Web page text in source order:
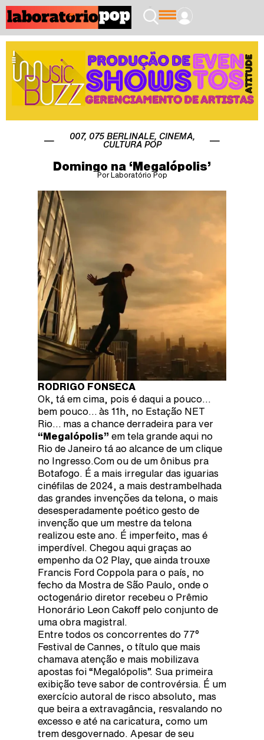
007, 075 BERLINALE, CINEMA
CULTURA POP
Domingo na ‘Megalópolis’
Por Laboratório Pop
RODRIGO FONSECA
Ok, tá em cima, pois é daqui a pouco…
bem pouco… às 11h, no Estação NET
Rio… mas a chance derradeira para ver
“Megalópolis” em tela grande aqui no
Rio de Janeiro tá ao alcance de um clique
no Ingresso.Com ou de um ônibus pra
Botafogo. É a mais irregular das iguarias
cinéfilas de 2024, a mais destrambelhada
das grandes invenções da telona, o mais
desesperadamente poético gesto de
invenção que um mestre da telona
realizou este ano. É imperfeito, mas é
imperdível. Chegou aqui graças ao
empenho da O2 Play, que ainda trouxe
Francis Ford Coppola para o país, no
fecho da Mostra de São Paulo, onde o
octogenário diretor recebeu o Prêmio
Honorário Leon Cakoff pelo conjunto de
uma obra magistral.
Entre todos os concorrentes do 77°
Festival de Cannes, o título que mais
chamava atenção e mais mobilizava
apostas foi “Megalópolis”. Sua primeira
exibição teve sabor de controvérsia. É um
exercício autoral de risco absoluto, mas
que beira a extravagância, resvalando no
excesso e até na caricatura, como um
trem desgovernado. Apesar de seu